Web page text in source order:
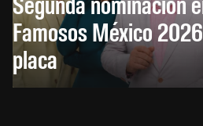
Famosos México
placa